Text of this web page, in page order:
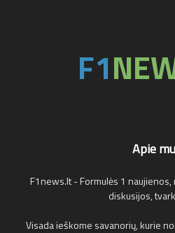
Apie
F1news.lt - Formulės 1
diskusijos,
Visada ieškome savanorių, kurie